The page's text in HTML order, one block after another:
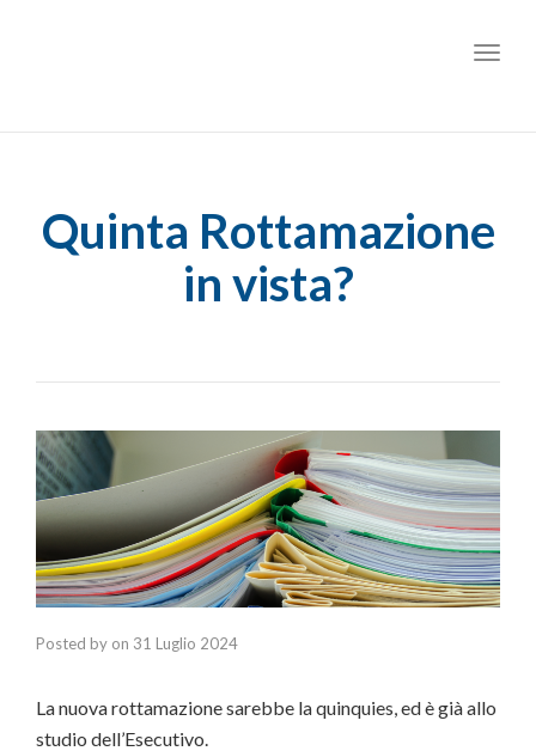
Quinta Rottamazione
in vista?
Posted by on 31 Luglio 2024
La nuova rottamazione sarebbe la quinquies, ed è già allo
studio dell’Esecutivo.